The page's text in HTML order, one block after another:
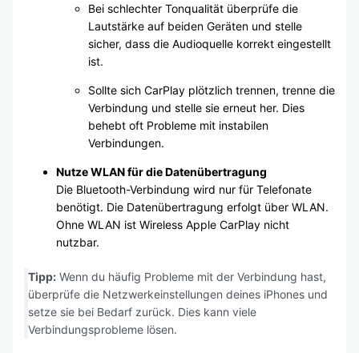
Bei schlechter Tonqualität überprüfe die
Lautstärke auf beiden Geräten und stelle
sicher, dass die Audioquelle korrekt eingestellt
ist.
Sollte sich CarPlay plötzlich trennen, trenne die
Verbindung und stelle sie erneut her. Dies
behebt oft Probleme mit instabilen
Verbindungen.
Nutze WLAN für die Datenübertragung
Die Bluetooth-Verbindung wird nur für Telefonate
benötigt. Die Datenübertragung erfolgt über WLAN.
Ohne WLAN ist Wireless Apple CarPlay nicht
nutzbar.
Tipp:Wenn du häufig Probleme mit der Verbindung hast,
überprüfe die Netzwerkeinstellungen deines iPhones und
setze sie bei Bedarf zurück. Dies kann viele
Verbindungsprobleme lösen.